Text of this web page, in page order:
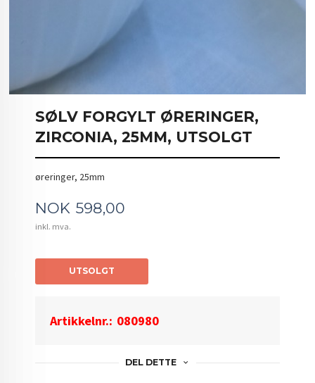
SØLV FORGYLT ØRERINGER,
ZIRCONIA, 25MM, UTSOLGT
øreringer, 25mm
Pris
NOK 598,00
inkl. mva.
UTSOLGT
Artikkelnr.: 080980
DEL DETTE